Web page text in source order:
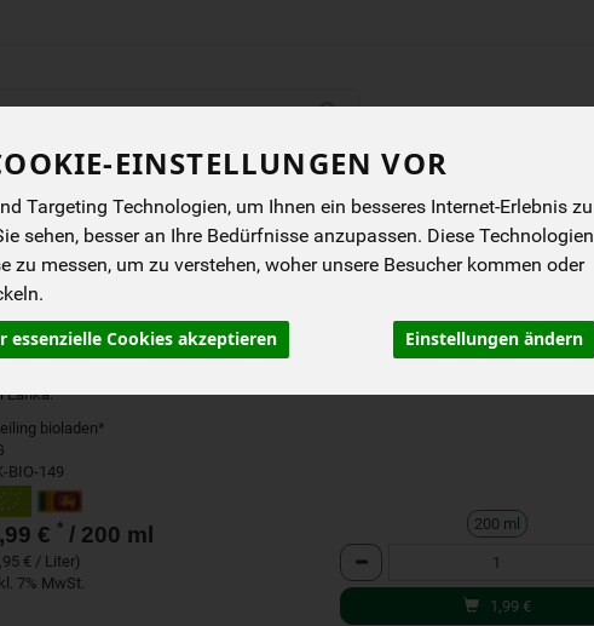
EINSTELLUNGEN VOR
Targeting Technologien, um Ihnen ein besseres Internet-Erlebnis zu
sehen, besser an Ihre Bedürfnisse anzupassen. Diese Technologien
zu messen, um zu verstehen, woher unsere Besucher kommen oder
essenzielle Cookies akzeptieren Einstellungen ändern
ANGEBOTE NEUES INSPIRATION
60 %
Lanka.
bioladen*
BIO-149
€ * / 200 ml
€ / Liter)
7% MwSt.
200 ml
Anzahl
1,99 €